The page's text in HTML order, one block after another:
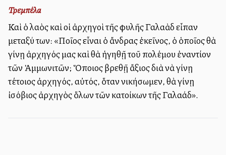
Τρεμπέλα
Καὶ ὁ λαὸς καὶ οἱ ἀρχηγοὶ τῆς φυλῆς Γαλαὰδ εἶπαν
μεταξύ των: «Ποῖος εἶναι ὁ ἄνδρας ἐκεῖνος, ὁ ὁποῖος θὰ
γίνῃ ἀρχηγός μας καὶ θὰ ἡγηθῇ τοῦ πολέμου ἐναντίον
τῶν Ἀμμωνιτῶν; Ὅποιος βρεθῇ ἄξιος διὰ νὰ γίνῃ
τέτοιος ἀρχηγός, αὐτός, ὅταν νικήσωμεν, θὰ γίνῃ
ἰσόβιος ἀρχηγὸς ὅλων τῶν κατοίκων τῆς Γαλαάδ».